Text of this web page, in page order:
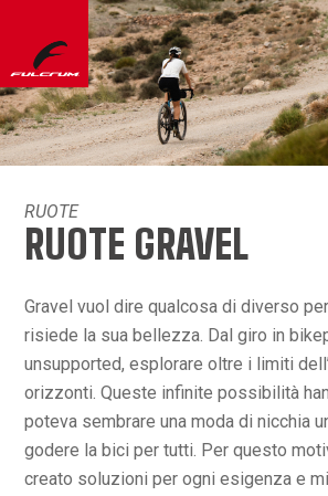
RUOTE
RUOTE GRAVEL
Gravel vuol dire qualcosa di diverso
risiede la sua bellezza. Dal giro in
unsupported, esplorare oltre i limiti
orizzonti. Queste infinite possibilità
poteva sembrare una moda di nicchia
godere la bici per tutti. Per questo
creato soluzioni per ogni esigenza e